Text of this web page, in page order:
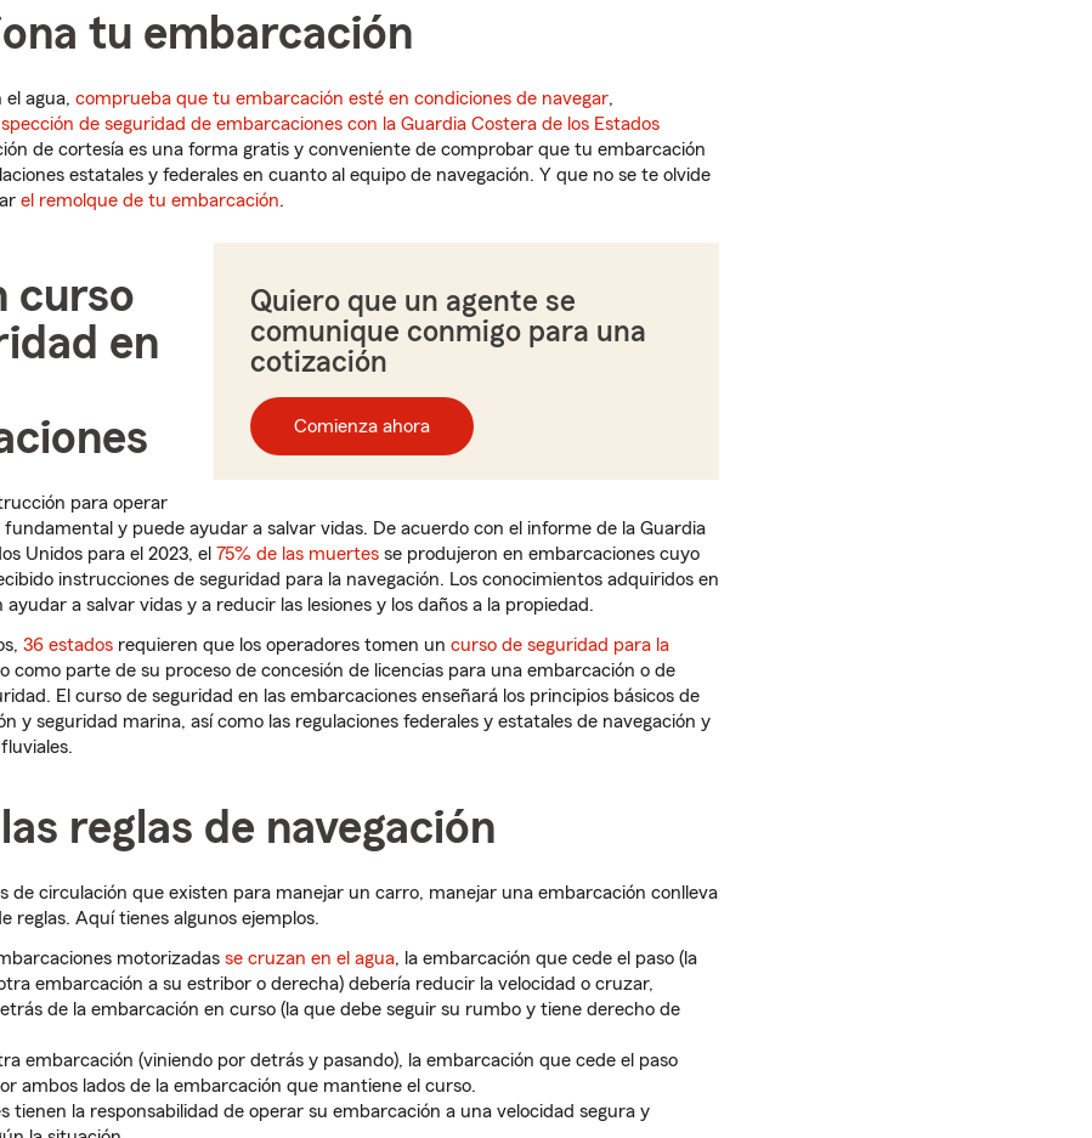
tu embarcación
agua, comprueba que tu embarcación esté en condiciones de navegar,
de seguridad de embarcaciones con la Guardia Costera de los Estados
de cortesía es una forma gratis y conveniente de comprobar que tu embarcación
estatales y federales en cuanto al equipo de navegación. Y que no se te olvide
el remolque de tu embarcación.
Quiero que un agente se
comunique conmigo para una
cotización
Comienza ahora
curso
en
para operar
y puede ayudar a salvar vidas. De acuerdo con el informe de la Guardia
Unidos para el 2023, el 75% de las muertes se produjeron en embarcaciones cuyo
instrucciones de seguridad para la navegación. Los conocimientos adquiridos en
a salvar vidas y a reducir las lesiones y los daños a la propiedad.
36 estados requieren que los operadores tomen un curso de seguridad para la
como parte de su proceso de concesión de licencias para una embarcación o de
El curso de seguridad en las embarcaciones enseñará los principios básicos de
y seguridad marina, así como las regulaciones federales y estatales de navegación y
reglas de navegación
de circulación que existen para manejar un carro, manejar una embarcación conlleva
reglas. Aquí tienes algunos ejemplos.
motorizadas se cruzan en el agua, la embarcación que cede el paso (la
embarcación a su estribor o derecha) debería reducir la velocidad o cruzar,
de la embarcación en curso (la que debe seguir su rumbo y tiene derecho de
embarcación (viniendo por detrás y pasando), la embarcación que cede el paso
ambos lados de la embarcación que mantiene el curso.
tienen la responsabilidad de operar su embarcación a una velocidad segura y